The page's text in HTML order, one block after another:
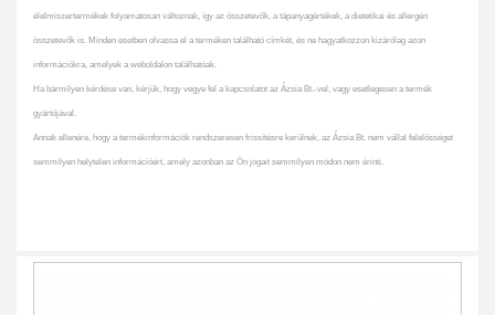
élelmiszertermékek folyamatosan változnak, így az összetevők, a tápanyagértékek, a dietetikai és allergén
összetevők is. Minden esetben olvassa el a terméken található címkét, és ne hagyatkozzon kizárólag azon
információkra, amelyek a weboldalon találhatóak.
Ha bármilyen kérdése van, kérjük, hogy vegye fel a kapcsolatot az Ázsia Bt.-vel, vagy esetlegesen a termék
gyártójával.
Annak ellenére, hogy a termékinformációk rendszeresen frissítésre kerülnek, az Ázsia Bt. nem vállal felelősséget
semmilyen helytelen információért, amely azonban az Ön jogait semmilyen módon nem érinti.